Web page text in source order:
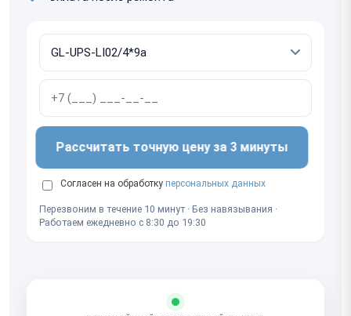
Рассчитать точную цену за 3 минуты
Согласен на обработку персональных данных
Перезвоним в течение 10 минут · Без навязывания ·
Работаем ежедневно с 8:30 до 19:30